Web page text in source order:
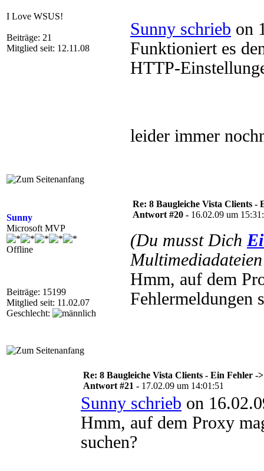
I Love WSUS!
Beiträge: 21
Mitglied seit: 12.11.08
Sunny schrieb on
Funktioniert es
HTTP-
leider immer
Sunny
Microsoft MVP
Offline
Beiträge: 15199
Mitglied seit: 11.02.07
Geschlecht:
Re: 8 Baugleiche Vista Clients
Antwort #20 - 16.02.09 um
(Du musst Dich
Hmm, auf dem
Fehlermeldungen
Re: 8 Baugleiche Vista Clients - Ein Fehler
Antwort #21 - 17.02.09 um 14:01:51
Sunny schrieb on
Hmm, auf dem Proxy
suchen?